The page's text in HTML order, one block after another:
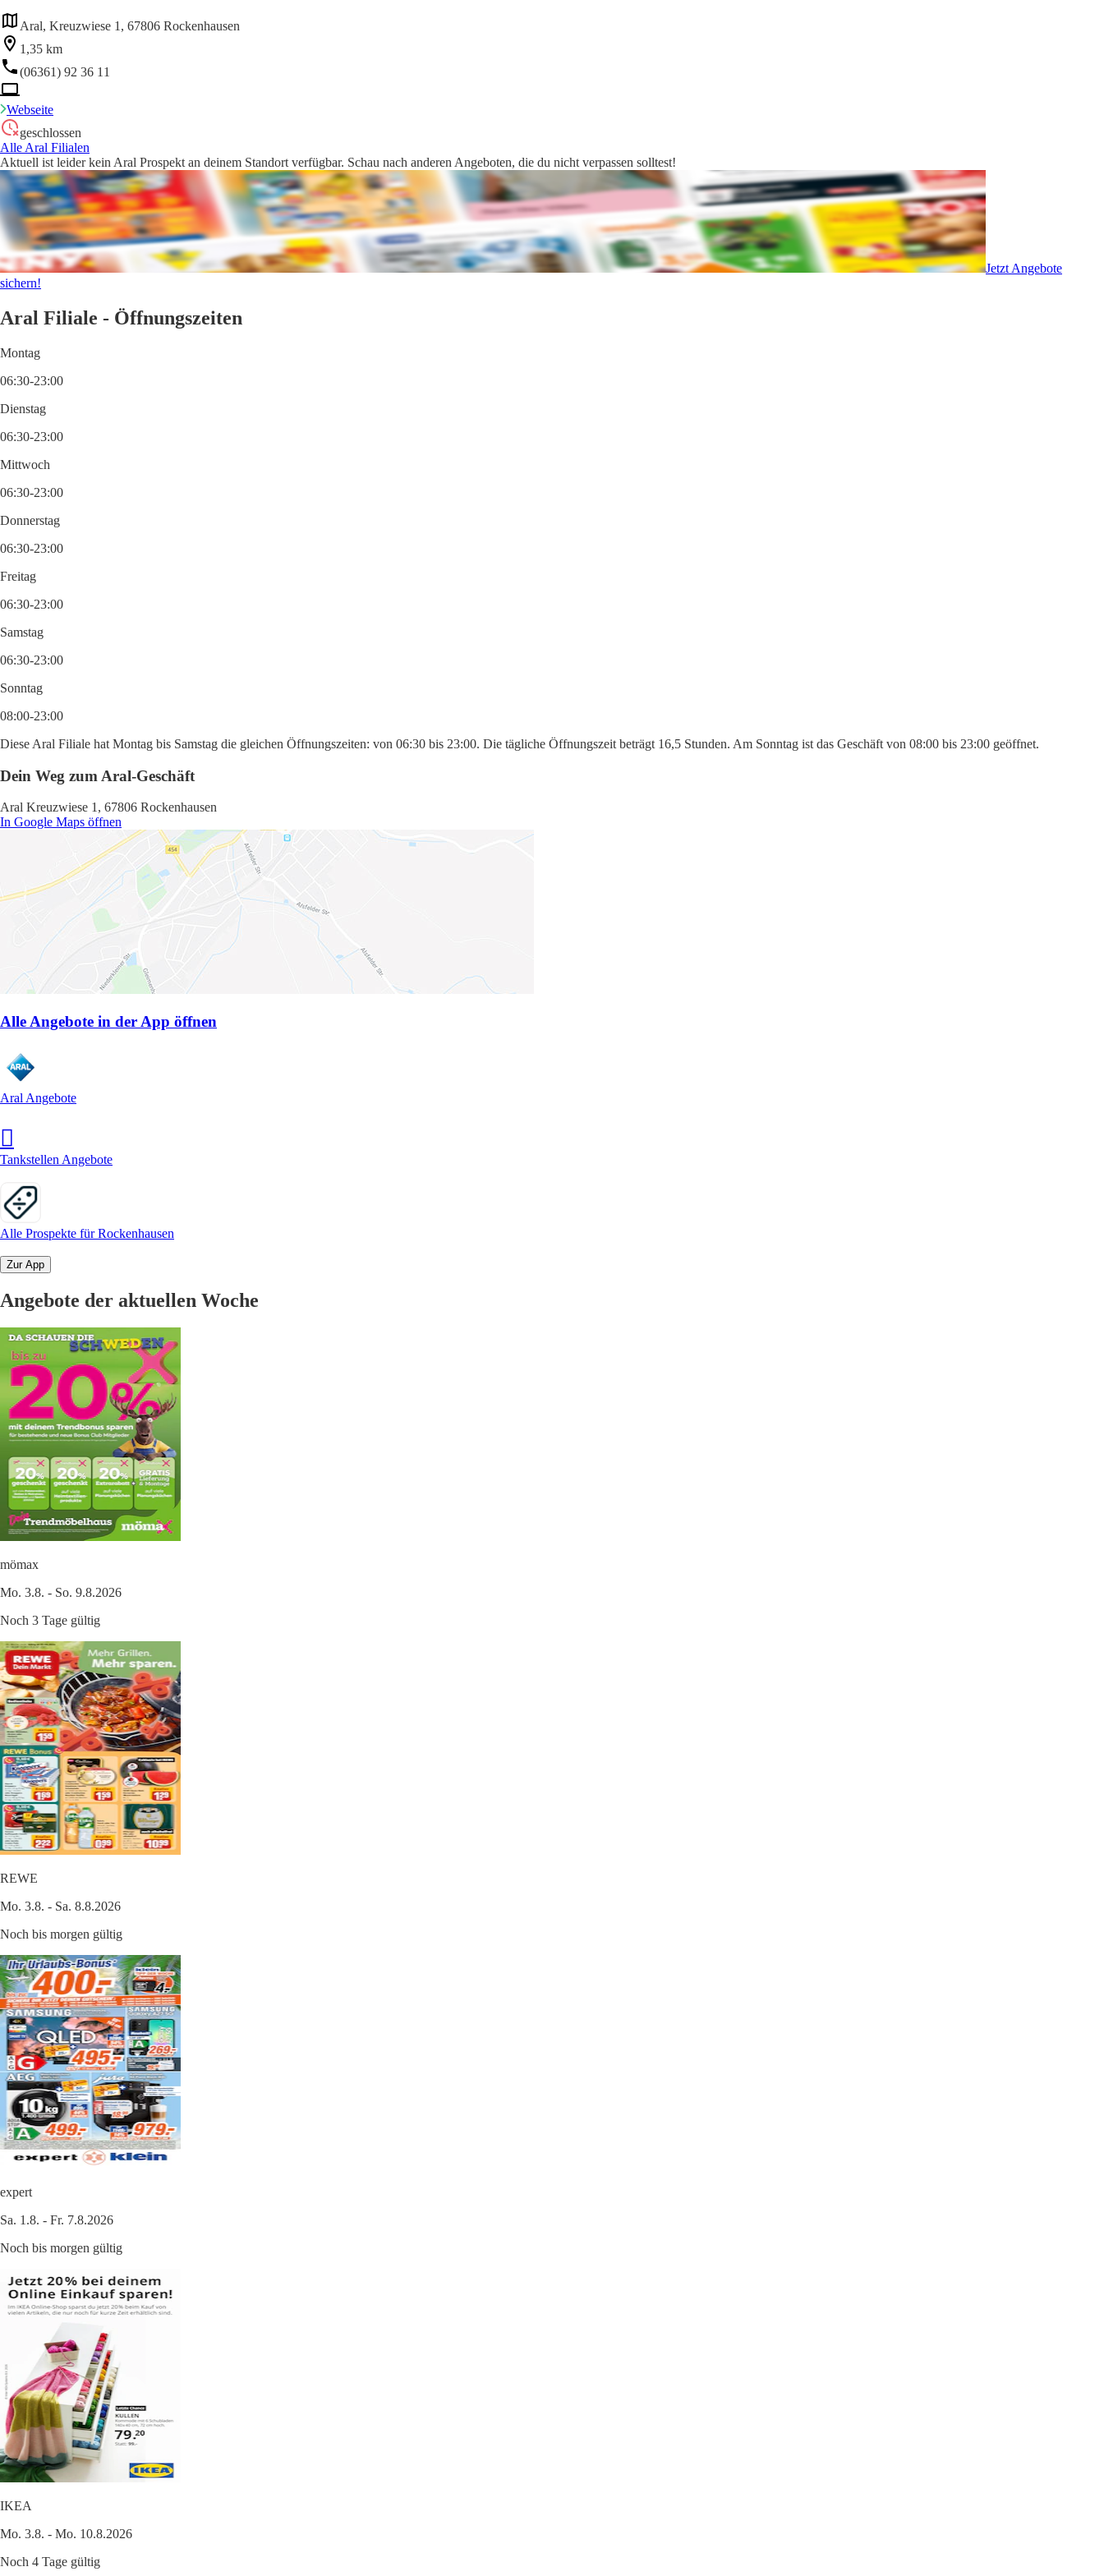
Aral, Kreuzwiese 1, 67806 Rockenhausen
1,35 km
(06361) 92 36 11
Webseite
geschlossen
Alle Aral Filialen
Aktuell ist leider kein Aral Prospekt an deinem Standort verfügbar. Schau nach anderen Angeboten, die du nicht verpassen solltest!
Jetzt Angebote
sichern!
Aral Filiale - Öffnungszeiten
Montag
06:30-23:00
Dienstag
06:30-23:00
Mittwoch
06:30-23:00
Donnerstag
06:30-23:00
Freitag
06:30-23:00
Samstag
06:30-23:00
Sonntag
08:00-23:00
Diese Aral Filiale hat Montag bis Samstag die gleichen Öffnungszeiten: von 06:30 bis 23:00. Die tägliche Öffnungszeit beträgt 16,5 Stunden. Am Sonntag ist das Geschäft von 08:00 bis 23:00 geöffnet.
Dein Weg zum Aral-Geschäft
Aral Kreuzwiese 1, 67806 Rockenhausen
In Google Maps öffnen
Alle Angebote in der App öffnen
Aral Angebote
Tankstellen Angebote
Alle Prospekte für Rockenhausen
Zur App
Angebote der aktuellen Woche
mömax
Mo. 3.8. - So. 9.8.2026
Noch 3 Tage gültig
REWE
Mo. 3.8. - Sa. 8.8.2026
Noch bis morgen gültig
expert
Sa. 1.8. - Fr. 7.8.2026
Noch bis morgen gültig
IKEA
Mo. 3.8. - Mo. 10.8.2026
Noch 4 Tage gültig